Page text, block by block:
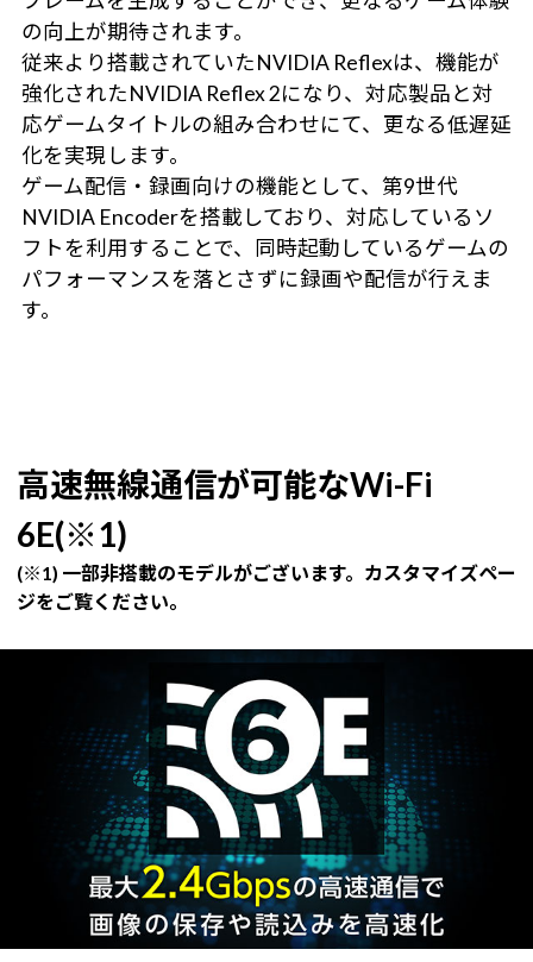
の向上が期待されます。
従来より搭載されていたNVIDIA Reflexは、機能が
強化されたNVIDIA Reflex 2になり、対応製品と対
応ゲームタイトルの組み合わせにて、更なる低遅延
化を実現します。
ゲーム配信・録画向けの機能として、第9世代
NVIDIA Encoderを搭載しており、対応しているソ
フトを利用することで、同時起動しているゲームの
パフォーマンスを落とさずに録画や配信が行えま
す。
高速無線通信が可能なWi-Fi
6E(※1)
(※1) 一部非搭載のモデルがございます。カスタマイズペー
ジをご覧ください。